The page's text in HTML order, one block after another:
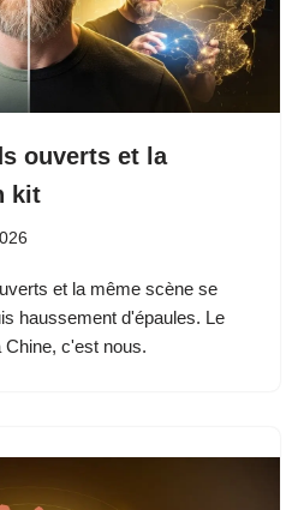
ouverts et la
kit
et la même scène se
haussement d'épaules. Le
c'est nous.